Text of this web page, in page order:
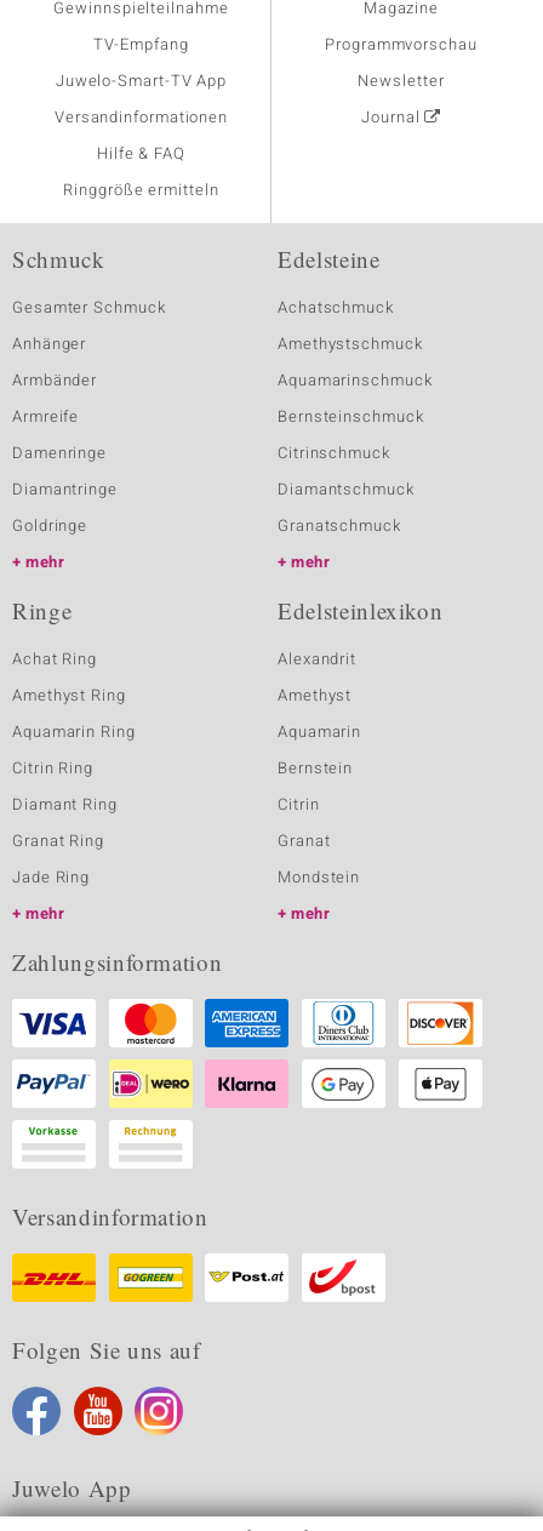
Gewinnspielteilnahme
TV-Empfang
Juwelo-Smart-TV App
Versandinformationen
Hilfe & FAQ
Ringgröße ermitteln
Magazine
Programmvorschau
Newsletter
Journal
Schmuck
Gesamter Schmuck
Anhänger
Armbänder
Armreife
Damenringe
Diamantringe
Goldringe
mehr
Edelsteine
Achatschmuck
Amethystschmuck
Aquamarinschmuck
Bernsteinschmuck
Citrinschmuck
Diamantschmuck
Granatschmuck
mehr
Ringe
Achat Ring
Amethyst Ring
Aquamarin Ring
Citrin Ring
Diamant Ring
Granat Ring
Jade Ring
mehr
Edelsteinlexikon
Alexandrit
Amethyst
Aquamarin
Bernstein
Citrin
Granat
Mondstein
mehr
Zahlungsinformation
Versandinformation
Folgen Sie uns auf
Juwelo App